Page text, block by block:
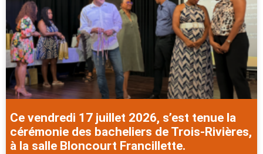
Ce vendredi 17 juillet 2026, s’est tenue la
cérémonie des bacheliers de Trois-Rivières,
à la salle Bloncourt Francillette.